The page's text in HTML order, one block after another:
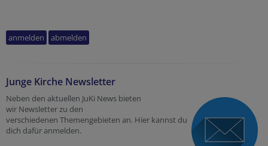
Junge Kirche Newsletter
Neben den aktuellen JuKi News bieten
wir Newsletter zu den
verschiedenen Themengebieten an. Hier kannst du
dich dafür anmelden.